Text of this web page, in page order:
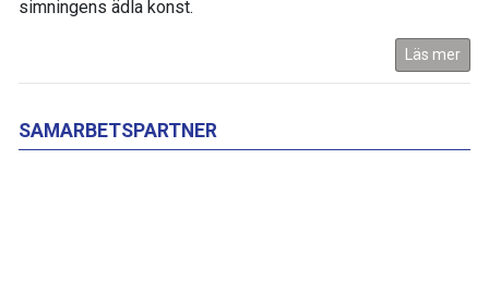
simningens ädla konst.
Läs mer
SAMARBETSPARTNER